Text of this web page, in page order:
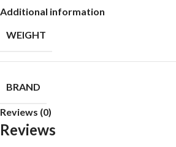
Additional information
WEIGHT
BRAND
Reviews (0)
Reviews